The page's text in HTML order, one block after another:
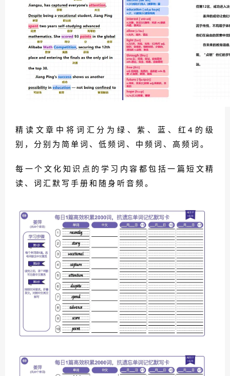
精读文章中将词汇分为绿、紫、蓝、红4的级
别，分别为简单词、低频词、中频词、高频词。
每一个文化知识点的学习内容都包括一篇短文精
读、词汇默写手册和随身听音频。